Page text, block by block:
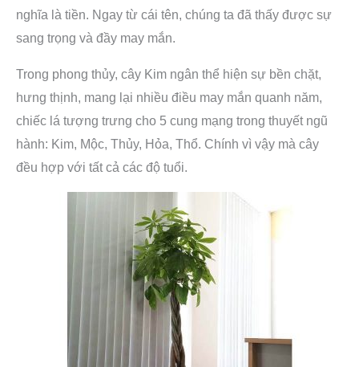
nghĩa là tiền. Ngay từ cái tên, chúng ta đã thấy được sự
sang trọng và đầy may mắn.
Trong phong thủy, cây Kim ngân thể hiện sự bền chặt,
hưng thịnh, mang lại nhiều điều may mắn quanh năm,
chiếc lá tượng trưng cho 5 cung mạng trong thuyết ngũ
hành: Kim, Mộc, Thủy, Hỏa, Thổ. Chính vì vậy mà cây
đều hợp với tất cả các độ tuổi.